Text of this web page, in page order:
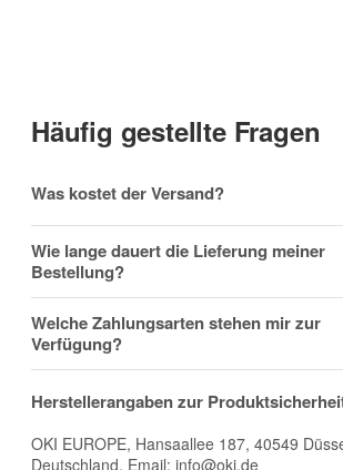
Nachname
Firma
Häufig gestellte Fragen
Was kostet der Versand?
Wie lange dauert die Lieferung meiner
Bestellung?
Welche Zahlungsarten stehen mir zur
Verfügung?
Herstellerangaben zur
OKI EUROPE, Hansaallee 187, 40549
Deutschland, Email: info@oki.de